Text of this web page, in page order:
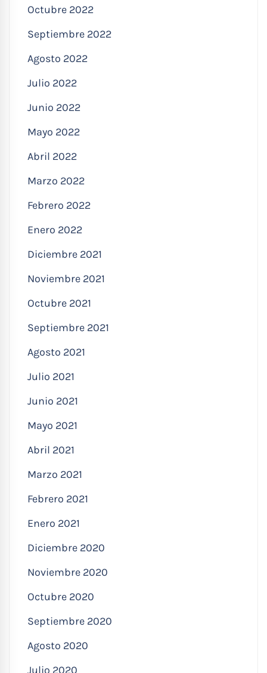
Octubre 2022
Septiembre 2022
Agosto 2022
Julio 2022
Junio 2022
Mayo 2022
Abril 2022
Marzo 2022
Febrero 2022
Enero 2022
Diciembre 2021
Noviembre 2021
Octubre 2021
Septiembre 2021
Agosto 2021
Julio 2021
Junio 2021
Mayo 2021
Abril 2021
Marzo 2021
Febrero 2021
Enero 2021
Diciembre 2020
Noviembre 2020
Octubre 2020
Septiembre 2020
Agosto 2020
Julio 2020